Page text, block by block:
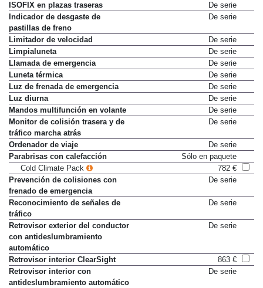
ISOFIX en plazas traseras
De serie
Indicador de desgaste de
pastillas de freno
De serie
Limitador de velocidad
De serie
Limpialuneta
De serie
Llamada de emergencia
De serie
Luneta térmica
De serie
Luz de frenada de emergencia
De serie
Luz diurna
De serie
Mandos multifunción en volante
De serie
Monitor de colisión trasera y de
tráfico marcha atrás
De serie
Ordenador de viaje
De serie
Parabrisas con calefacción
Sólo en paquete
Cold Climate Pack
782 €
Prevención de colisiones con
frenado de emergencia
De serie
Reconocimiento de señales de
tráfico
De serie
Retrovisor exterior del conductor
con antideslumbramiento
automático
De serie
Retrovisor interior ClearSight
863 €
Retrovisor interior con
antideslumbramiento automático
De serie